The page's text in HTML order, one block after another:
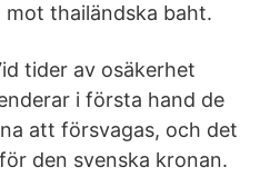
thailändska baht.
tider av osäkerhet
i första hand de
att försvagas, och det
den svenska kronan.